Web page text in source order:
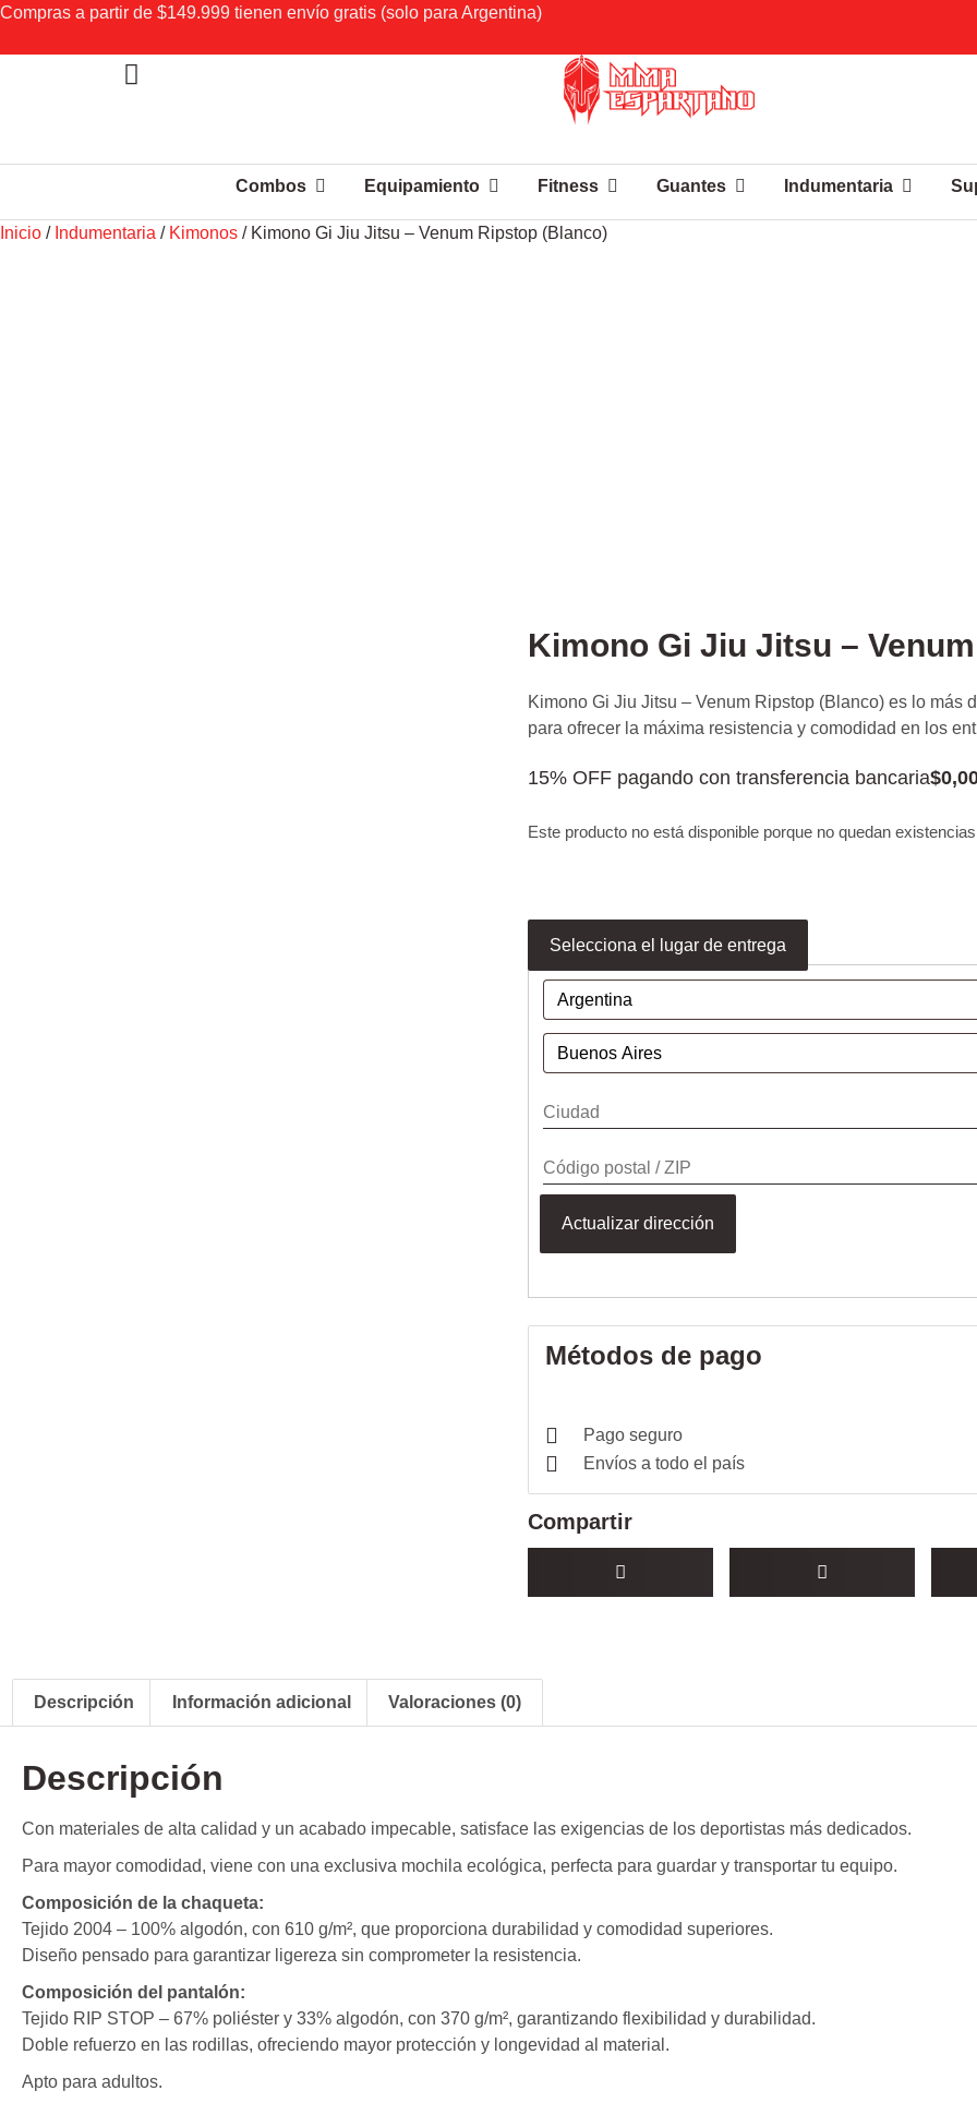
Compras a partir de $149.999 tienen envío gratis (solo para Argentina)
Combos Equipamiento Fitness Guantes Indumentaria
Inicio / Indumentaria / Kimonos / Kimono Gi Jiu Jitsu – Venum Ripstop (Blanco)
Kimono Gi Jiu Jitsu –
Kimono Gi Jiu Jitsu – Venum Ripstop (Blanco) es lo más
para ofrecer la máxima resistencia y comodidad en los
15% OFF pagando con transferencia bancaria$
Este producto no está disponible porque no quedan
Selecciona el lugar de entrega
Actualizar dirección
Métodos de pago
Pago seguro
Envíos a todo el país
Compartir
Descripción Información adicional Valoraciones (0)
Descripción
Con materiales de alta calidad y un acabado impecable, satisface las exigencias de los deportistas más dedicados.
Para mayor comodidad, viene con una exclusiva mochila ecológica, perfecta para guardar y transportar tu equipo.
Composición de la chaqueta:
Tejido 2004 – 100% algodón, con 610 g/m², que proporciona durabilidad y comodidad superiores.
Diseño pensado para garantizar ligereza sin comprometer la resistencia.
Composición del pantalón:
Tejido RIP STOP – 67% poliéster y 33% algodón, con 370 g/m², garantizando flexibilidad y durabilidad.
Doble refuerzo en las rodillas, ofreciendo mayor protección y longevidad al material.
Apto para adultos.